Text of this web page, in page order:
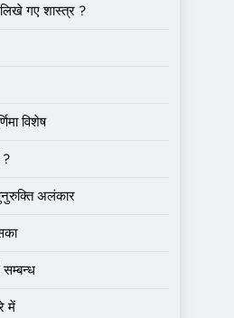
लिखे गए शास्त्र ?
विशेष
अलंकार
में